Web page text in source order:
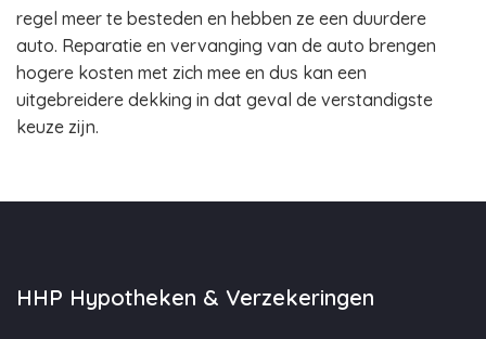
regel meer te besteden en hebben ze een duurdere
auto. Reparatie en vervanging van de auto brengen
hogere kosten met zich mee en dus kan een
uitgebreidere dekking in dat geval de verstandigste
keuze zijn.
HHP Hypotheken & Verzekeringen